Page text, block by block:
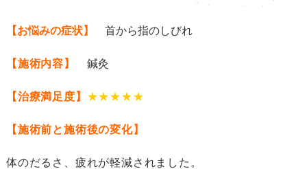
【お悩みの症状】 首から指のしびれ
【施術内容】 鍼灸
【治療満足度】 ★★★★★
【施術前と施術後の変化】
体のだるさ、疲れが軽減されました。